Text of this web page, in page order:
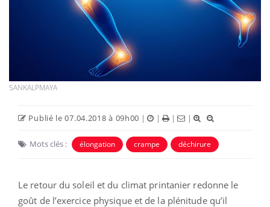
SANKALPMAYA
Publié le 07.04.2018 à 09h00 | | | |
Mots clés : élongation crampe déchirure
Le retour du soleil et du climat printanier redonne le
goût de l’exercice physique et de la plénitude qu’il